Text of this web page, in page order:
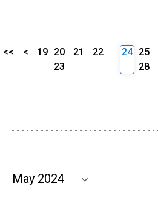
<< < 19 20 21
22
23
24 25
28